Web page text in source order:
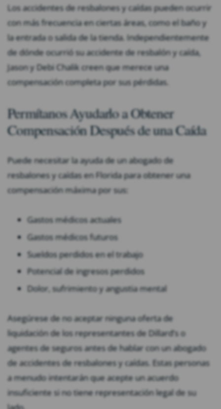
Los accidentes de resbalones y caídas pueden ocurrir
con más frecuencia en ciertas áreas, como el baño y
la entrada o salida de la tienda. Independientemente
de dónde ocurrió su accidente de resbalón y caída,
Jason y Debi Chalik creen que merece una
compensación completa por sus pérdidas.
Permítanos Ayudarlo a Obtener
Compensación Después de una Caída
Puede necesitar la ayuda de un abogado de
resbalones y caídas en Florida para obtener una
compensación máxima por sus:
Gastos médicos actuales
Gastos médicos futuros
Sueldos perdidos en el trabajo
Potencial de ingresos perdidos
Dolor, sufrimiento y angustia mental
Asegúrese de no aceptar ninguna oferta de
liquidación de los representantes de Dillard’s o
agentes de seguros antes de hablar con un abogado
de accidentes de resbalones y caídas. Estas personas
a menudo intentarán que acepte un acuerdo
insuficiente si no tiene representación legal de su